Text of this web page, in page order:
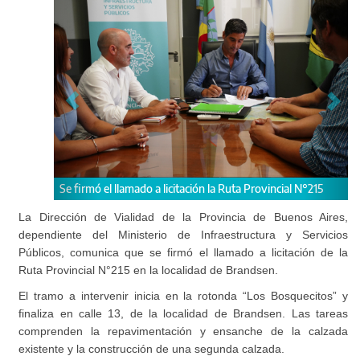
la Ruta Provincial N°215
Estos 7 kilómetros de autovía era un
La Dirección de Vialidad de la Provincia de Buenos Aires,
dependiente del Ministerio de Infraestructura y Servicios
Públicos, comunica que se firmó el llamado a licitación de la
Ruta Provincial N°215 en la localidad de Brandsen.
El tramo a intervenir inicia en la rotonda “Los Bosquecitos” y
finaliza en calle 13, de la localidad de Brandsen. Las tareas
comprenden la repavimentación y ensanche de la calzada
existente y la construcción de una segunda calzada.